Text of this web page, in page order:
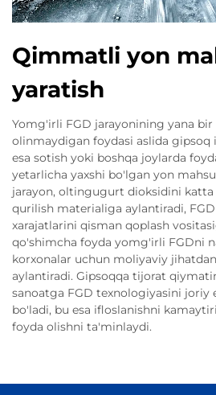
Qimmatli yon
yaratish
Yomg'irli FGD jarayonining yana
olinmaydigan foydasi aslida gipsoq
esa sotish yoki boshqa joylarda
yetarlicha yaxshi bo'lgan yon
jarayon, oltingugurt dioksidini
qurilish materialiga aylantiradi,
xarajatlarini qisman qoplash
qo'shimcha foyda yomg'irli FGDni
korxonalar uchun moliyaviy
aylantiradi. Gipsoqqa tijorat
sanoatga FGD texnologiyasini joriy
bo'ladi, bu esa ifloslanishni
foyda olishni ta'minlaydi.